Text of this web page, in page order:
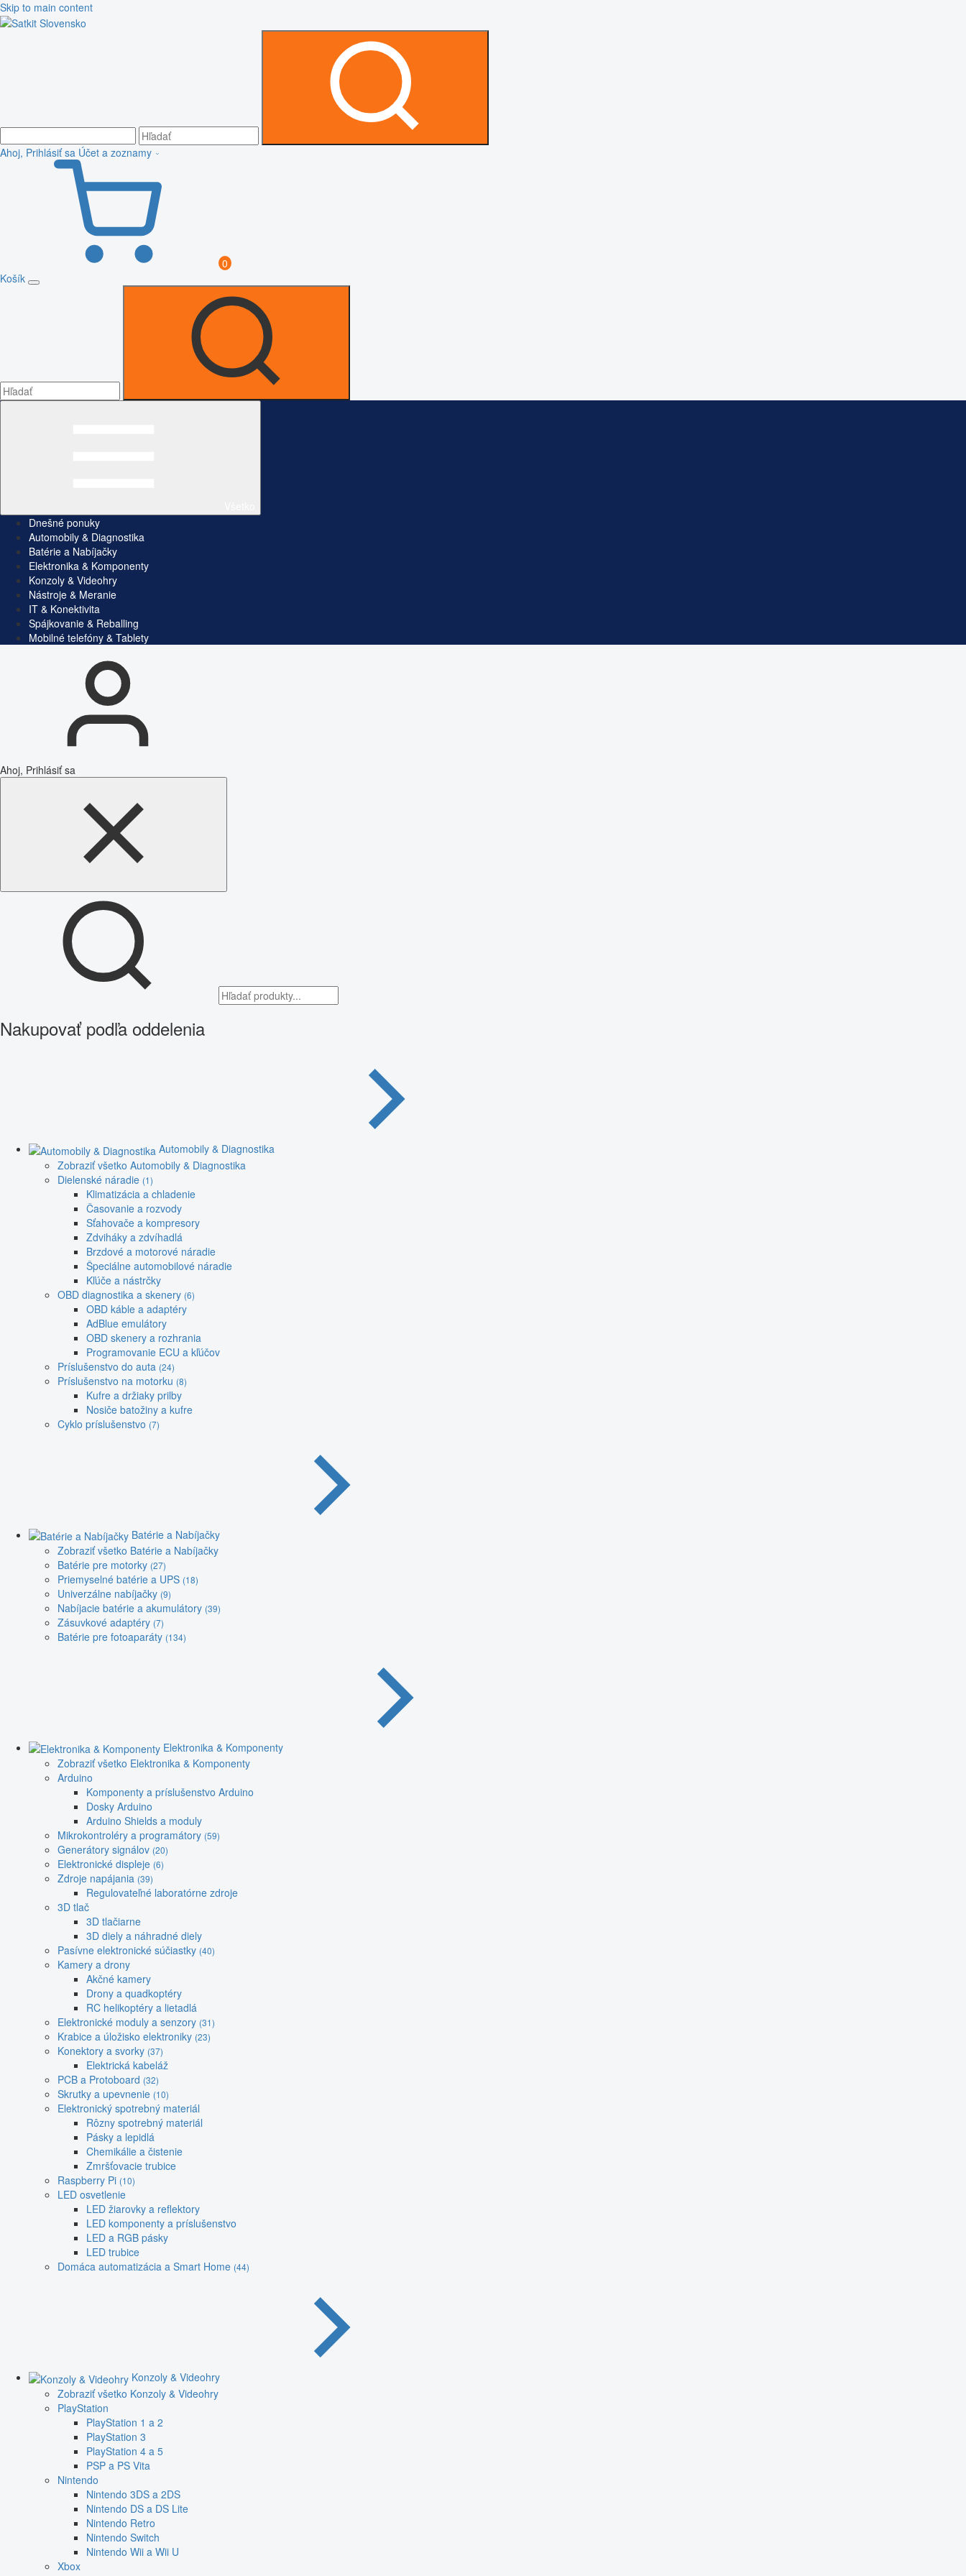
Skip to main content
Ahoj, Prihlásiť sa Účet a zoznamy
0
Košík
Dnešné ponuky
Automobily & Diagnostika
Batérie a Nabíjačky
Elektronika & Komponenty
Konzoly & Videohry
Nástroje & Meranie
IT & Konektivita
Spájkovanie & Reballing
Mobilné telefóny & Tablety
Ahoj, Prihlásiť sa
Nakupovať podľa oddelenia
Automobily & Diagnostika
Zobraziť všetko Automobily & Diagnostika
Dielenské náradie (1)
Klimatizácia a chladenie
Časovanie a rozvody
Sťahovače a kompresory
Zdviháky a zdvíhadlá
Brzdové a motorové náradie
Špeciálne automobilové náradie
Kľúče a nástrčky
OBD diagnostika a skenery (6)
OBD káble a adaptéry
AdBlue emulátory
OBD skenery a rozhrania
Programovanie ECU a kľúčov
Príslušenstvo do auta (24)
Príslušenstvo na motorku (8)
Kufre a držiaky prilby
Nosiče batožiny a kufre
Cyklo príslušenstvo (7)
Batérie a Nabíjačky
Zobraziť všetko Batérie a Nabíjačky
Batérie pre motorky (27)
Priemyselné batérie a UPS (18)
Univerzálne nabíjačky (9)
Nabíjacie batérie a akumulátory (39)
Zásuvkové adaptéry (7)
Batérie pre fotoaparáty (134)
Elektronika & Komponenty
Zobraziť všetko Elektronika & Komponenty
Arduino
Komponenty a príslušenstvo Arduino
Dosky Arduino
Arduino Shields a moduly
Mikrokontroléry a programátory (59)
Generátory signálov (20)
Elektronické displeje (6)
Zdroje napájania (39)
Regulovateľné laboratórne zdroje
3D tlač
3D tlačiarne
3D diely a náhradné diely
Pasívne elektronické súčiastky (40)
Kamery a drony
Akčné kamery
Drony a quadkoptéry
RC helikoptéry a lietadlá
Elektronické moduly a senzory (31)
Krabice a úložisko elektroniky (23)
Konektory a svorky (37)
Elektrická kabeláž
PCB a Protoboard (32)
Skrutky a upevnenie (10)
Elektronický spotrebný materiál
Rôzny spotrebný materiál
Pásky a lepidlá
Chemikálie a čistenie
Zmršťovacie trubice
Raspberry Pi (10)
LED osvetlenie
LED žiarovky a reflektory
LED komponenty a príslušenstvo
LED a RGB pásky
LED trubice
Domáca automatizácia a Smart Home (44)
Konzoly & Videohry
Zobraziť všetko Konzoly & Videohry
PlayStation
PlayStation 1 a 2
PlayStation 3
PlayStation 4 a 5
PSP a PS Vita
Nintendo
Nintendo 3DS a 2DS
Nintendo DS a DS Lite
Nintendo Retro
Nintendo Switch
Nintendo Wii a Wii U
Xbox